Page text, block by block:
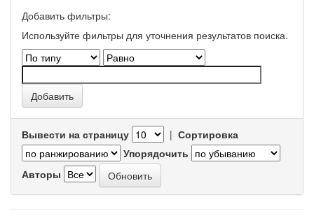
Добавить фильтры:
Используйте фильтры для уточнения результатов поиска.
Вывести на страницу | Сортировка
Упорядочить
Авторы